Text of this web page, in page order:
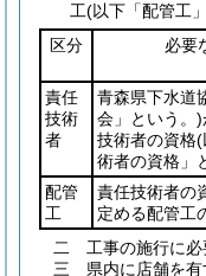
工(以下「配管工
区分
必要
責任
技術
者
青森県下水道
会」という。)
技術者の資格(
術者の資格」
配管
工
責任技術者の
定める配管工
二
工事の施行に必
三
県内に店舗を有